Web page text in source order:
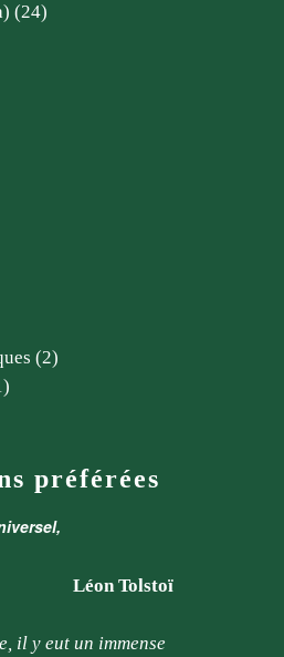
(24)
(2)
préférées
Léon Tolstoï
il y eut un immense